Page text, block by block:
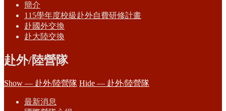
簡介
115學年度校級赴外自費研修計畫
赴國外交換
赴大陸交換
赴外/陸營隊
Show — 赴外/陸營隊 Hide — 赴外/陸營隊
最新消息